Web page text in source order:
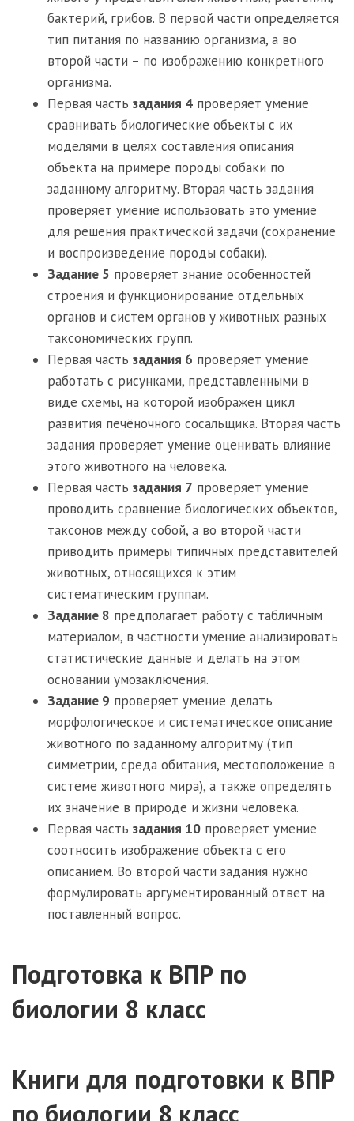
бактерий, грибов. В первой части определяется
тип питания по названию организма, а во
второй части – по изображению конкретного
организма.
Первая часть задания 4 проверяет умение
сравнивать биологические объекты с их
моделями в целях составления описания
объекта на примере породы собаки по
заданному алгоритму. Вторая часть задания
проверяет умение использовать это умение
для решения практической задачи (сохранение
и воспроизведение породы собаки).
Задание 5 проверяет знание особенностей
строения и функционирование отдельных
органов и систем органов у животных разных
таксономических групп.
Первая часть задания 6 проверяет умение
работать с рисунками, представленными в
виде схемы, на которой изображен цикл
развития печёночного сосальщика. Вторая часть
задания проверяет умение оценивать влияние
этого животного на человека.
Первая часть задания 7 проверяет умение
проводить сравнение биологических объектов,
таксонов между собой, а во второй части
приводить примеры типичных представителей
животных, относящихся к этим
систематическим группам.
Задание 8 предполагает работу с табличным
материалом, в частности умение анализировать
статистические данные и делать на этом
основании умозаключения.
Задание 9 проверяет умение делать
морфологическое и систематическое описание
животного по заданному алгоритму (тип
симметрии, среда обитания, местоположение в
системе животного мира), а также определять
их значение в природе и жизни человека.
Первая часть задания 10 проверяет умение
соотносить изображение объекта с его
описанием. Во второй части задания нужно
формулировать аргументированный ответ на
поставленный вопрос.
Подготовка к ВПР по
биологии 8 класс
Книги для подготовки к ВПР
по биологии 8 класс